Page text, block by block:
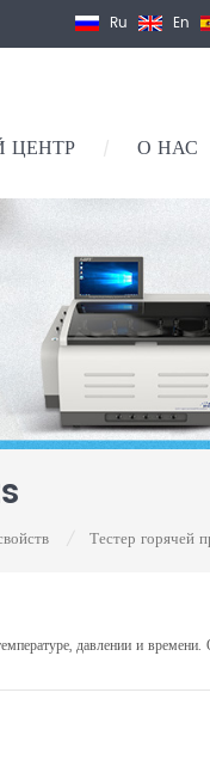
Ru En
ЦЕНТР / О НАС
Тестер горячей
давлении и